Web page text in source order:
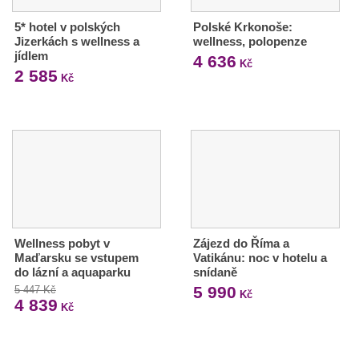
5* hotel v polských
Jizerkách s wellness a
jídlem
2 585 Kč
Polské Krkonoše:
wellness, polopenze
4 636 Kč
Wellness pobyt v
Maďarsku se vstupem
do lázní a aquaparku
5 447 Kč
4 839 Kč
Zájezd do Říma a
Vatikánu: noc v hotelu a
snídaně
5 990 Kč